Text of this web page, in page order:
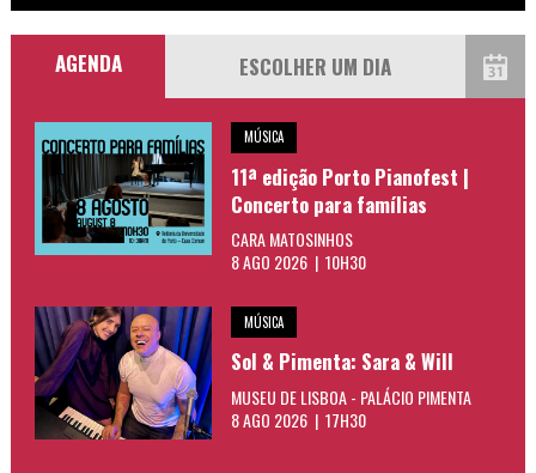
AGENDA
MÚSICA
11ª edição Porto Pianofest |
Concerto para famílias
CARA MATOSINHOS
8 AGO 2026 | 10H30
MÚSICA
Sol & Pimenta: Sara & Will
MUSEU DE LISBOA - PALÁCIO PIMENTA
8 AGO 2026 | 17H30